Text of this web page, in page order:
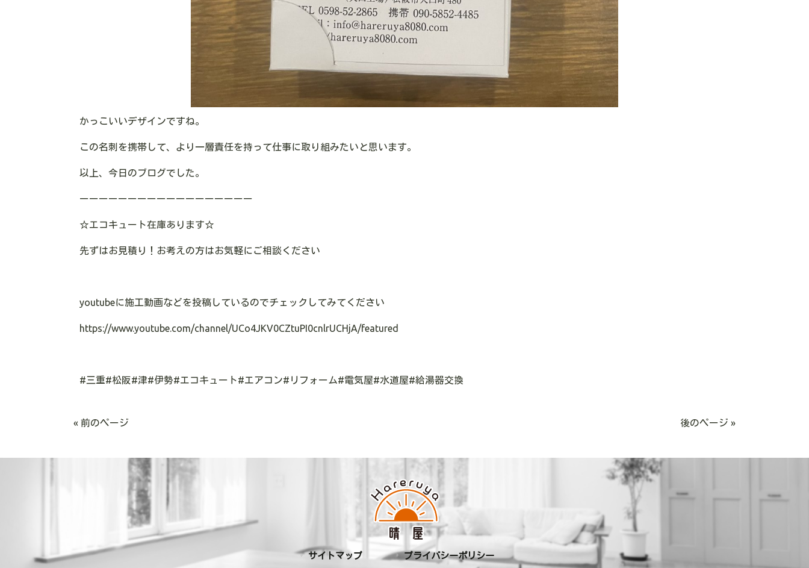
かっこいいデザインですね。
この名刺を携帯して、より一層責任を持って仕事に取り組みたいと思います。
以上、今日のブログでした。
ーーーーーーーーーーーーーーーーーー
☆エコキュート在庫あります☆
先ずはお見積り！お考えの方はお気軽にご相談ください
youtubeに施工動画などを投稿しているのでチェックしてみてください
https://www.youtube.com/channel/UCo4JKV0CZtuPI0cnlrUCHjA/featured
#三重#松阪#津#伊勢#エコキュート#エアコン#リフォーム#電気屋#水道屋#給湯器交換
« 前のページ 後のページ »
サイトマップ プライバシーポリシー